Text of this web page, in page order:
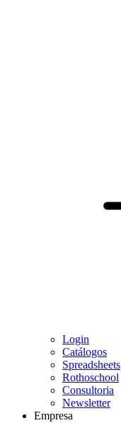
Login
Catálogos
Spreadsheets
Rothoschool
Consultoria
Newsletter
Empresa